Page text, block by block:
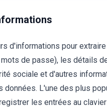
d'informations pour
de passe), les détails
sociale et d'autres
L'une des plus
les entrées au